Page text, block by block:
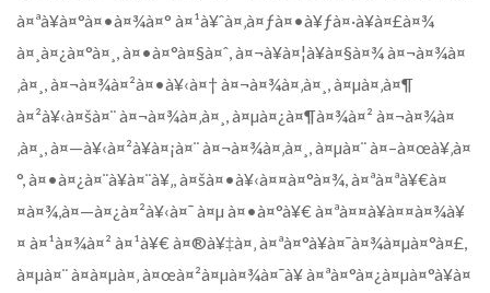
à¤ªà¥à¤°à¤•à¤¾à¤° à¤¹à¥ˆà¤‚à¤ƒà¤•à¥ƒà¤·à¥à¤£à¤¾
à¤¸à¤¿à¤°à¤¸, à¤•à¤°à¤§à¤ˆ, à¤¬à¥à¤¦à¥à¤§à¤¾ à¤¬à¤¾à¤
‚à¤¸, à¤¬à¤¾à¤²à¤•à¥‹à¤† à¤¬à¤¾à¤‚à¤¸, à¤µà¤‚à¤¶
à¤²à¥‹à¤šà¤¨ à¤¬à¤¾à¤‚à¤¸, à¤µà¤¿à¤¶à¤¾à¤² à¤¬à¤¾à¤
‚à¤¸, à¤—à¥‹à¤²à¥à¤¡à¤¨ à¤¬à¤¾à¤‚à¤¸, à¤µà¤¨ à¤–à¤œà¥‚à¤
°, à¤•à¤¿à¤¨à¥à¤¨à¥‚, à¤šà¤•à¥‹à¤¤à¤°à¤¾, à¤ªà¤ªà¥€à¤
¤à¤¾,à¤—à¤¿à¤²à¥‹à¤¯ à¤µ à¤•à¤°à¥€ à¤ªà¤¤à¥à¤¤à¤¾à¥
¤ à¤¹à¤¾à¤² à¤¹à¥€ à¤®à¥‡à¤‚ à¤ªà¤°à¥à¤¯à¤¾à¤µà¤°à¤£,
à¤µà¤¨ à¤à¤µà¤‚ à¤œà¤²à¤µà¤¾à¤¯à¥ à¤ªà¤°à¤¿à¤µà¤°à¥à¤